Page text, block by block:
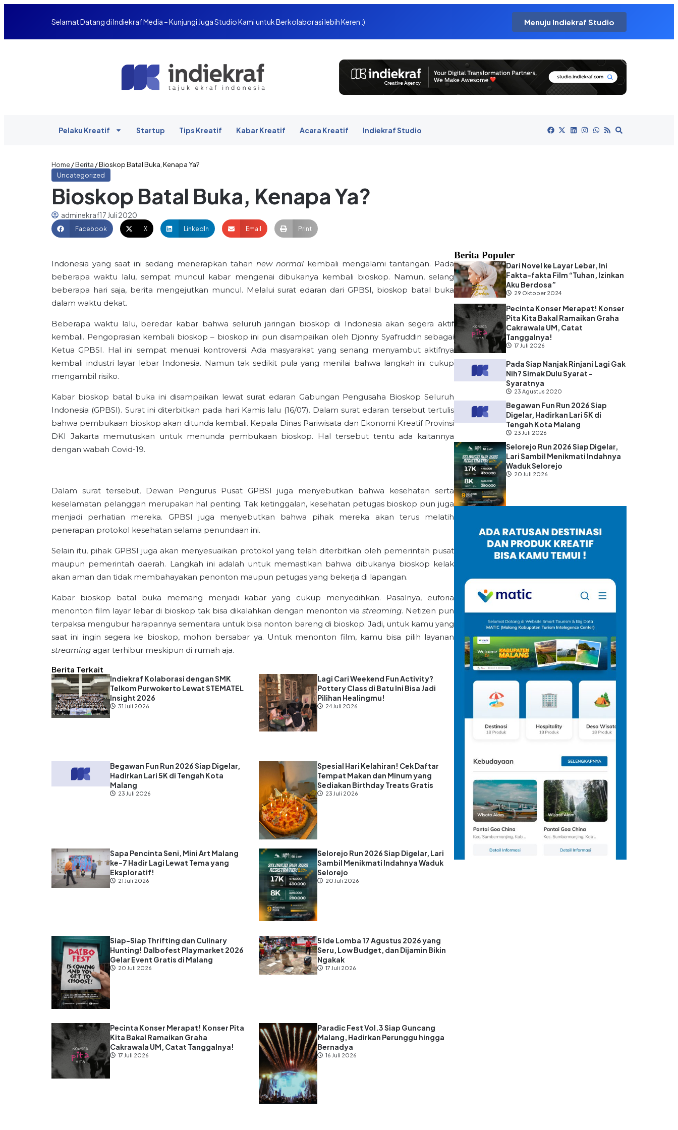
Selamat Datang di Indiekraf Media – Kunjungi Juga Studio Kami untuk Berkolaborasi lebih Keren :) Menuju Indiekraf Studio
Pelaku Kreatif Startup Tips Kreatif Kabar Kreatif Acara Kreatif Indiekraf Studio
Home/Berita /Bioskop Batal Buka, Kenapa Ya?
Uncategorized
Bioskop Batal Buka, Kenapa Ya?
adminekraf17 Juli 2020
Facebook X LinkedIn Email Print
Indonesia yang saat ini sedang menerapkan tahan new normal kembali mengalami tantangan. Pada
beberapa waktu lalu, sempat muncul kabar mengenai dibukanya kembali bioskop. Namun, selang
beberapa hari saja, berita mengejutkan muncul. Melalui surat edaran dari GPBSI, bioskop batal buka
dalam waktu dekat.
Beberapa waktu lalu, beredar kabar bahwa seluruh jaringan bioskop di Indonesia akan segera aktif
kembali. Pengoprasian kembali bioskop – bioskop ini pun disampaikan oleh Djonny Syafruddin sebagai
Ketua GPBSI. Hal ini sempat menuai kontroversi. Ada masyarakat yang senang menyambut aktifnya
kembali industri layar lebar Indonesia. Namun tak sedikit pula yang menilai bahwa langkah ini cukup
mengambil risiko.
Kabar bioskop batal buka ini disampaikan lewat surat edaran Gabungan Pengusaha Bioskop Seluruh
Indonesia (GPBSI). Surat ini diterbitkan pada hari Kamis lalu (16/07). Dalam surat edaran tersebut tertulis
bahwa pembukaan bioskop akan ditunda kembali. Kepala Dinas Pariwisata dan Ekonomi Kreatif Provinsi
DKI Jakarta memutuskan untuk menunda pembukaan bioskop. Hal tersebut tentu ada kaitannya
dengan wabah Covid-19.
Dalam surat tersebut, Dewan Pengurus Pusat GPBSI juga menyebutkan bahwa kesehatan serta
keselamatan pelanggan merupakan hal penting. Tak ketinggalan, kesehatan petugas bioskop pun juga
menjadi perhatian mereka. GPBSI juga menyebutkan bahwa pihak mereka akan terus melatih
penerapan protokol kesehatan selama penundaan ini.
Selain itu, pihak GPBSI juga akan menyesuaikan protokol yang telah diterbitkan oleh pemerintah pusat
maupun pemerintah daerah. Langkah ini adalah untuk memastikan bahwa dibukanya bioskop kelak
akan aman dan tidak membahayakan penonton maupun petugas yang bekerja di lapangan.
Kabar bioskop batal buka memang menjadi kabar yang cukup menyedihkan. Pasalnya, euforia
menonton film layar lebar di bioskop tak bisa dikalahkan dengan menonton viastreaming. Netizen pun
terpaksa mengubur harapannya sementara untuk bisa nonton bareng di bioskop. Jadi, untuk kamu yang
saat ini ingin segera ke bioskop, mohon bersabar ya. Untuk menonton film, kamu bisa pilih layanan
streaming agar terhibur meskipun di rumah aja.
Berita Terkait
Indiekraf Kolaborasi dengan SMK
Telkom Purwokerto Lewat STEMATEL
Insight 2026
31 Juli 2026
Lagi Cari Weekend Fun Activity?
Pottery Class di Batu Ini Bisa Jadi
Pilihan Healingmu!
24 Juli 2026
Begawan Fun Run 2026 Siap Digelar,
Hadirkan Lari 5K di Tengah Kota
Malang
23 Juli 2026
Spesial Hari Kelahiran! Cek Daftar
Tempat Makan dan Minum yang
Sediakan Birthday Treats Gratis
23 Juli 2026
Sapa Pencinta Seni, Mini Art Malang
ke-7 Hadir Lagi Lewat Tema yang
Eksploratif!
21 Juli 2026
Selorejo Run 2026 Siap Digelar, Lari
Sambil Menikmati Indahnya Waduk
Selorejo
20 Juli 2026
Siap-Siap Thrifting dan Culinary
Hunting! Dalbofest Playmarket 2026
Gelar Event Gratis di Malang
20 Juli 2026
5 Ide Lomba 17 Agustus 2026 yang
Seru, Low Budget, dan Dijamin Bikin
Ngakak
17 Juli 2026
Pecinta Konser Merapat! Konser Pita
Kita Bakal Ramaikan Graha
Cakrawala UM, Catat Tanggalnya!
17 Juli 2026
Paradic Fest Vol.3 Siap Guncang
Malang, Hadirkan Perunggu hingga
Bernadya
16 Juli 2026
Berita Populer
Dari Novel ke Layar Lebar, Ini
Fakta-fakta Film “Tuhan, Izinkan
Aku Berdosa”
29 Oktober 2024
Pecinta Konser Merapat! Konser
Pita Kita Bakal Ramaikan Graha
Cakrawala UM, Catat
Tanggalnya!
17 Juli 2026
Pada Siap Nanjak Rinjani Lagi Gak
Nih? Simak Dulu Syarat -
Syaratnya
23 Agustus 2020
Begawan Fun Run 2026 Siap
Digelar, Hadirkan Lari 5K di
Tengah Kota Malang
23 Juli 2026
Selorejo Run 2026 Siap Digelar,
Lari Sambil Menikmati Indahnya
Waduk Selorejo
20 Juli 2026